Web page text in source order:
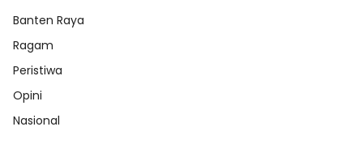
Banten Raya
Ragam
Peristiwa
Opini
Nasional